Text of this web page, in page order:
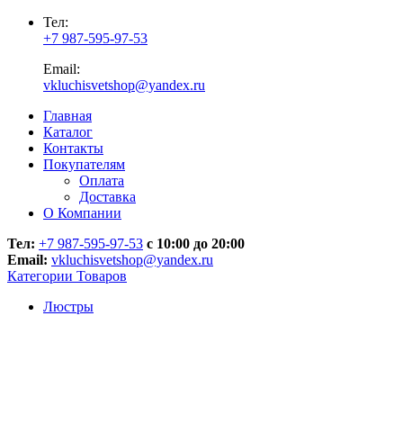
Тел:
+7 987-595-97-53
Email:
vkluchisvetshop@yandex.ru
Главная
Каталог
Контакты
Покупателям
Оплата
Доставка
О Компании
Тел: +7 987-595-97-53 с 10:00 до 20:00
Email: vkluchisvetshop@yandex.ru
Категории Товаров
Люстры